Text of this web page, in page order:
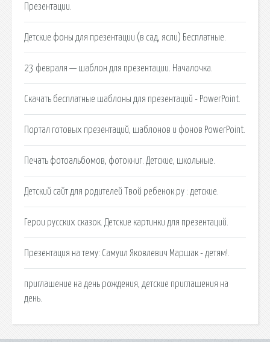
Презентации.
Детские фоны для презентации (в сад, ясли) Бесплатные.
23 февраля — шаблон для презентации. Началочка.
Скачать бесплатные шаблоны для презентаций - PowerPoint.
Портал готовых презентаций, шаблонов и фонов PowerPoint.
Печать фотоальбомов, фотокниг. Детские, школьные.
Детский сайт для родителей Твой ребенок.ру : детские.
Герои русских сказок. Детские картинки для презентаций.
Презентация на тему: Самуил Яковлевич Маршак - детям!.
приглашение на день рождения, детские приглашения на
день.